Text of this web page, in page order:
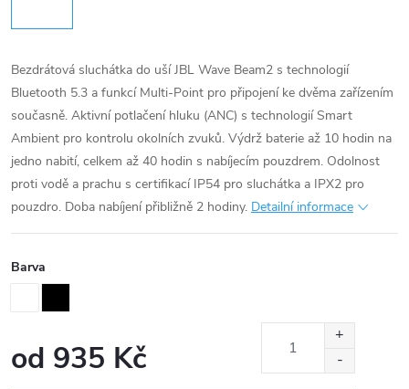
Bezdrátová sluchátka do uší JBL Wave Beam2 s technologií
Bluetooth 5.3 a funkcí Multi-Point pro připojení ke dvěma zařízením
současně. Aktivní potlačení hluku (ANC) s technologií Smart
Ambient pro kontrolu okolních zvuků. Výdrž baterie až 10 hodin na
jedno nabití, celkem až 40 hodin s nabíjecím pouzdrem. Odolnost
proti vodě a prachu s certifikací IP54 pro sluchátka a IPX2 pro
pouzdro. Doba nabíjení přibližně 2 hodiny. Detailní informace
Barva
od 935 Kč